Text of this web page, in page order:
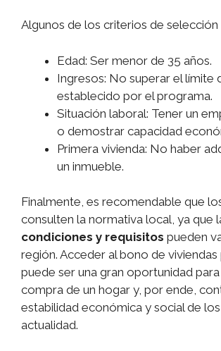
Algunos de los criterios de selección
Edad: Ser menor de 35 años.
Ingresos: No superar el límite
establecido por el programa.
Situación laboral: Tener un
o demostrar capacidad
Primera vivienda: No haber
un inmueble.
Finalmente, es recomendable que
consulten la normativa local, ya que
condiciones y requisitos pueden
región. Acceder al bono de
puede ser una gran oportunidad
compra de un hogar y, por ende,
estabilidad económica y social de
actualidad.